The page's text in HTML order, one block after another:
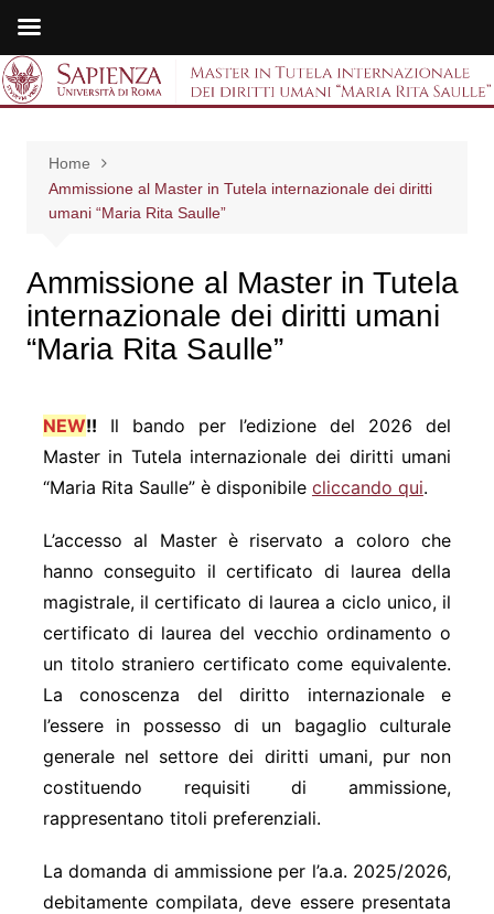
Salta
al
diritti umani "Maria
Home
Ammissione al Master in Tutela internazionale dei diritti
umani “Maria Rita Saulle”
Ammissione al Master in Tutela
internazionale dei diritti umani
“Maria Rita Saulle”
NEW!! Il bando per l’edizione del 2026 del
Master in Tutela internazionale dei diritti umani
“Maria Rita Saulle” è disponibile cliccando qui.
L’accesso al Master è riservato a coloro che
hanno conseguito il certificato di laurea della
magistrale, il certificato di laurea a ciclo unico, il
certificato di laurea del vecchio ordinamento o
un titolo straniero certificato come equivalente.
La conoscenza del diritto internazionale e
l’essere in possesso di un bagaglio culturale
generale nel settore dei diritti umani, pur non
costituendo requisiti di ammissione,
rappresentano titoli preferenziali.
La domanda di ammissione per l’a.a. 2025/2026,
debitamente compilata, deve essere presentata